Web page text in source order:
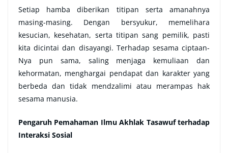
Setiap hamba diberikan titipan serta amanahnya
masing-masing. Dengan bersyukur, memelihara
kesucian, kesehatan, serta titipan sang pemilik, pasti
kita dicintai dan disayangi. Terhadap sesama ciptaan-
Nya pun sama, saling menjaga kemuliaan dan
kehormatan, menghargai pendapat dan karakter yang
berbeda dan tidak mendzalimi atau merampas hak
sesama manusia.
Pengaruh Pemahaman Ilmu Akhlak Tasawuf terhadap
Interaksi Sosial